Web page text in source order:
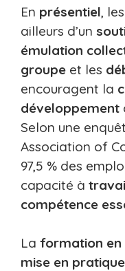
En présentiel, les
ailleurs d’un
émulation
groupe et les
encouragent la
développement
Selon une
Association of
97,5 % des
capacité à
compétence
La formation en
mise en